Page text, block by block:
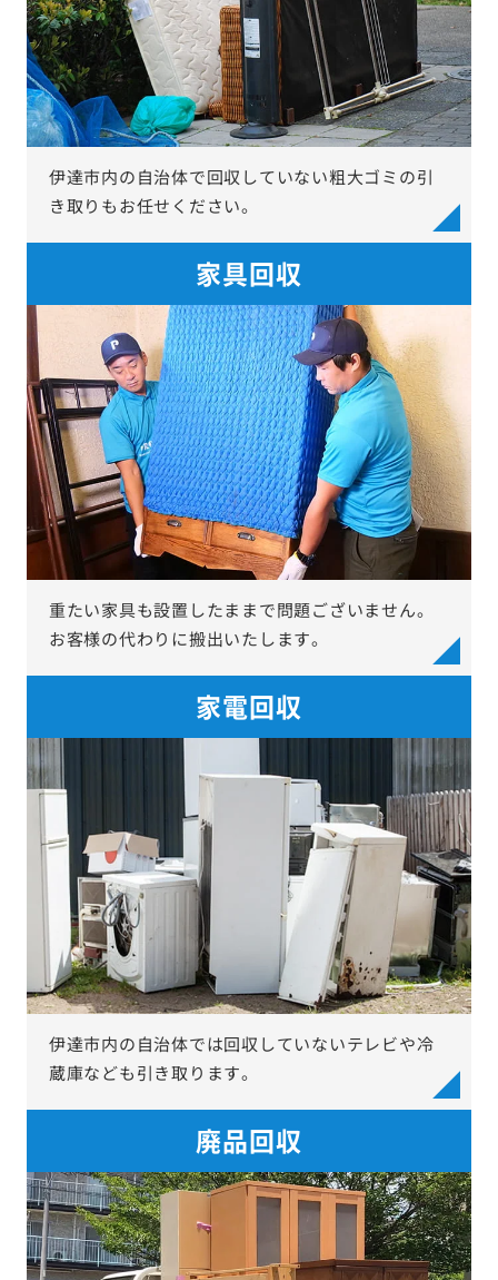
伊達市内の自治体で回収していない粗大ゴミの引
き取りもお任せください。
家具回収
重たい家具も設置したままで問題ございません。
お客様の代わりに搬出いたします。
家電回収
伊達市内の自治体では回収していないテレビや冷
蔵庫なども引き取ります。
廃品回収